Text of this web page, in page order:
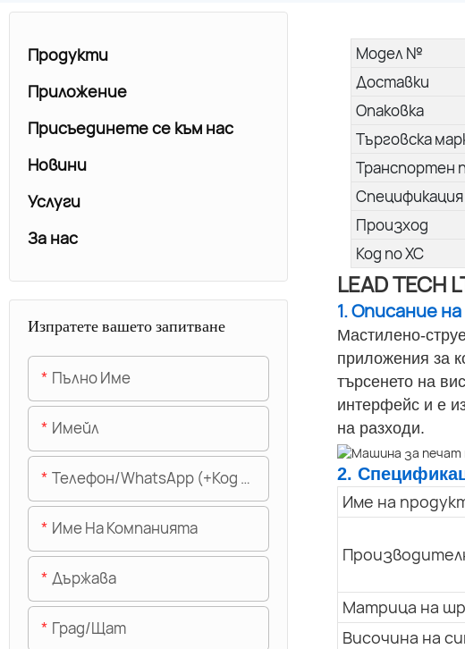
Модел №
Доставки
Опаковка
Търговска
Транспортен
Спецификация
Произход
Код по ХС
LEAD
1. Описание
Мастилено-
приложения за
търсенето на
интерфейс и е
на разходи.
2.
Име на
Матрица на
Височина на
Продукти
Приложение
Присъединете се към нас
Новини
Услуги
За нас
Изпратете вашето запитване
Пълно Име
Имейл
Телефон/WhatsApp (+Код На Областта)
Име На Компанията
Държава
Град/щат